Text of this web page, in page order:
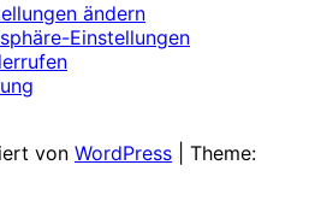
ändern
Einstellungen
von WordPress
Theme: